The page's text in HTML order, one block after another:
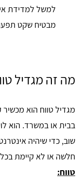
למשל למדידת
מבטיח שקט
מה זה מגדיל
מגדיל טווח הוא
בבית או במשרד. הוא
שוב, כדי שיהיה
חלשה או לא קיימת
טווח: